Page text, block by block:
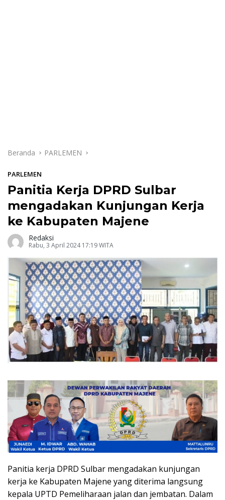
Beranda PARLEMEN
PARLEMEN
Panitia Kerja DPRD Sulbar
mengadakan Kunjungan Kerja
ke Kabupaten Majene
Redaksi
Rabu, 3 April 2024 17:19 WITA
Panitia kerja DPRD Sulbar mengadakan kunjungan
kerja ke Kabupaten Majene yang diterima langsung
kepala UPTD Pemeliharaan jalan dan jembatan. Dalam